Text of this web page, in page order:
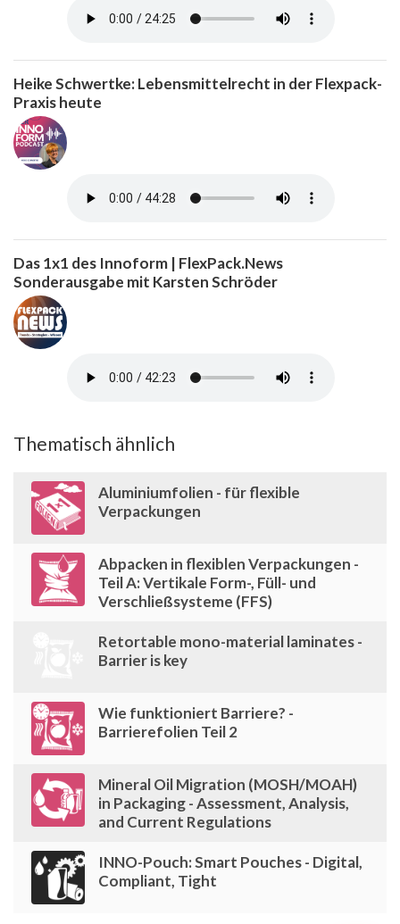
Heike Schwertke: Lebensmittelrecht in der Flexpack-
Praxis heute
Das 1x1 des Innoform | FlexPack.News
Sonderausgabe mit Karsten Schröder
Thematisch ähnlich
Aluminiumfolien - für flexible
Verpackungen
Abpacken in flexiblen Verpackungen -
Teil A: Vertikale Form-, Füll- und
Verschließsysteme (FFS)
Retortable mono-material laminates -
Barrier is key
Wie funktioniert Barriere? -
Barrierefolien Teil 2
Mineral Oil Migration (MOSH/MOAH)
in Packaging - Assessment, Analysis,
and Current Regulations
INNO-Pouch: Smart Pouches - Digital,
Compliant, Tight